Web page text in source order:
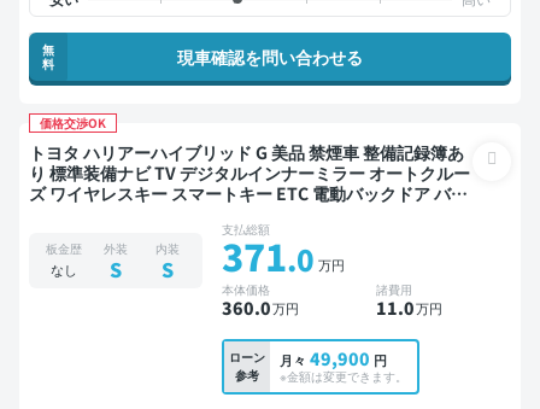
無
料
現車確認を問い合わせる
価格交渉OK
トヨタ ハリアーハイブリッド G 美品 禁煙車 整備記録簿あ
り 標準装備ナビ TV デジタルインナーミラー オートクルー
ズ ワイヤレスキー スマートキー ETC 電動バックドア バッ
板金歴
なし
外装
S
内装
S
支払総額
371.0 万円
本体価格
360.0万円
諸費用
11.0万円
ローン
参考
月々 49,900 円
※金額は変更できます。